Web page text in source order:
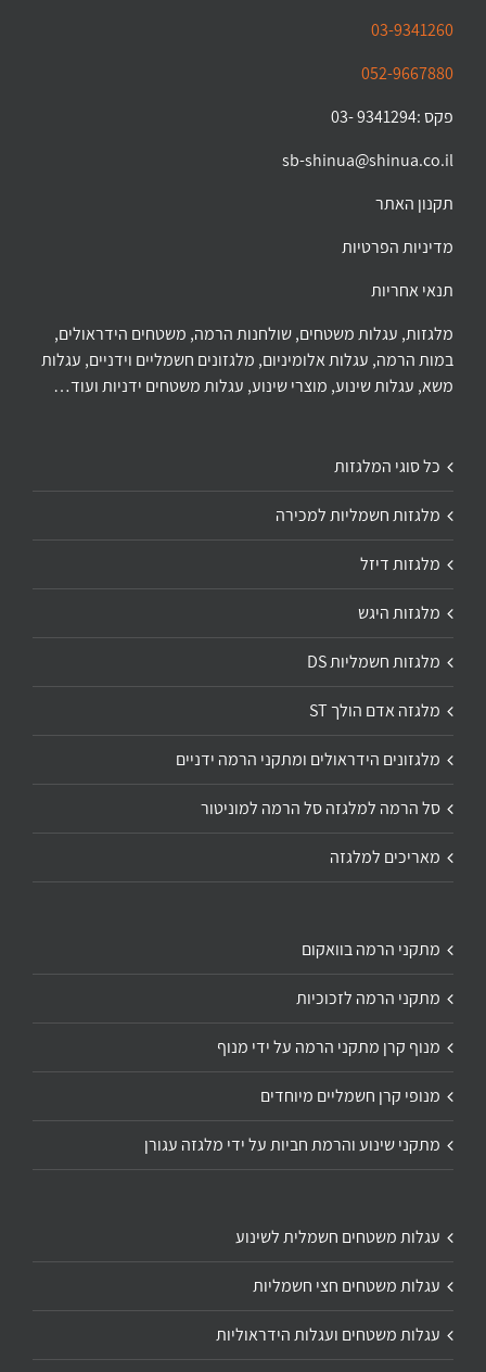
03-9341260
052-9667880
פקס :9341294 -03
sb-shinua@shinua.co.il
תקנון האתר
מדיניות הפרטיות
תנאי אחריות
מלגזות, עגלות משטחים, שולחנות הרמה, משטחים הידראולים,
במות הרמה, עגלות אלומיניום, מלגזונים חשמליים וידניים, עגלות
משא, עגלות שינוע, מוצרי שינוע, עגלות משטחים ידניות ועוד…
כל סוגי המלגזות
מלגזות חשמליות למכירה
מלגזות דיזל
מלגזות היגש
מלגזות חשמליות DS
מלגזה אדם הולך ST
מלגזונים הידראולים ומתקני הרמה ידניים
סל הרמה למלגזה סל הרמה למוניטור
מאריכים למלגזה
מתקני הרמה בוואקום
מתקני הרמה לזכוכיות
מנוף קרן מתקני הרמה על ידי מנוף
מנופי קרן חשמליים מיוחדים
מתקני שינוע והרמת חביות על ידי מלגזה עגורן
עגלות משטחים חשמלית לשינוע
עגלות משטחים חצי חשמליות
עגלות משטחים ועגלות הידראוליות